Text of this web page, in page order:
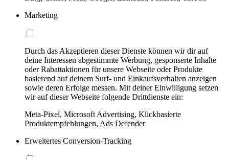
Marketing
Durch das Akzeptieren dieser Dienste können wir dir auf
deine Interessen abgestimmte Werbung, gesponserte Inhalte
oder Rabattaktionen für unsere Webseite oder Produkte
basierend auf deinem Surf- und Einkaufsverhalten anzeigen
sowie deren Erfolge messen. Mit deiner Einwilligung setzen
wir auf dieser Webseite folgende Drittdienste ein:
Meta-Pixel, Microsoft Advertising, Klickbasierte
Produktempfehlungen, Ads Defender
Erweitertes Conversion-Tracking